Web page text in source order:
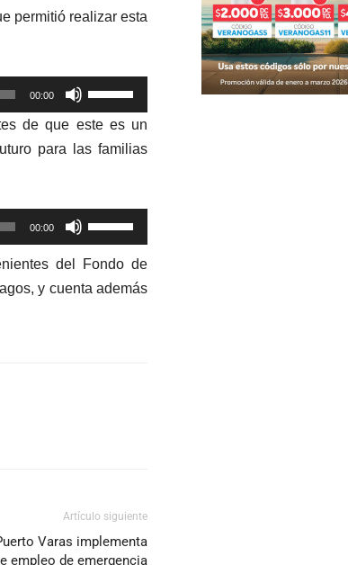
o
volumen.
de
para
aumentar
volumen.
permitió realizar esta
00:00
las
teclas
de
para
o
disminuir
de que este es un
para las familias
00:00
las
teclas
de
del Fondo de
y cuenta además
Artículo siguiente
Varas implementa
empleo de emergencia